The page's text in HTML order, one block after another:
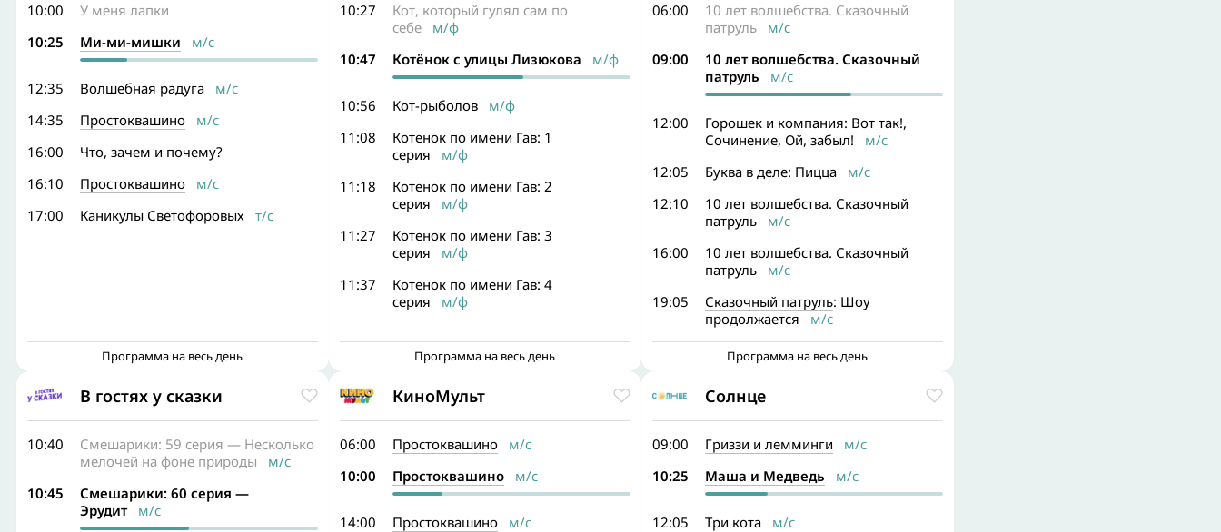
10:00
У меня лапки
10:25
Ми-ми-мишки м/с
12:35 Волшебная радуга м/с
14:35
Простоквашино м/с
16:00
Что, зачем и почему?
16:10
Простоквашино м/с
17:00
Каникулы Светофоровых т/с
Программа на весь день
10:27
Кот, который гулял сам по
себем/ф
10:47
Котёнок с улицы Лизюкова м/ф
10:56 Кот-рыболовм/ф
11:08
Котенок по имени Гав: 1
серия м/ф
11:18
Котенок по имени Гав: 2
серия м/ф
11:27
Котенок по имени Гав: 3
серия м/ф
11:37
Котенок по имени Гав: 4
серия м/ф
Программа на весь день
06:00
10 лет волшебства. Сказочный
патрульм/с
09:00
10 лет волшебства. Сказочный
патруль м/с
12:00
Горошек и компания: Вот так!,
Сочинение, Ой, забыл! м/с
12:05
Буква в деле: Пиццам/с
12:10
10 лет волшебства. Сказочный
патрульм/с
16:00
10 лет волшебства. Сказочный
патрульм/с
19:05
Сказочный патруль: Шоу
продолжается м/с
Программа на весь день
В гостях у сказки
10:40
Смешарики: 59 серия — Несколько
мелочей на фоне природы м/с
10:45
Смешарики: 60 серия —
Эрудитм/с
КиноМульт
06:00 Простоквашином/с
10:00
Простоквашином/с
14:00 Простоквашином/с
Солнце
09:00 Гриззи и лемминги м/с
10:25
Маша и Медведь м/с
12:05 Три котам/с